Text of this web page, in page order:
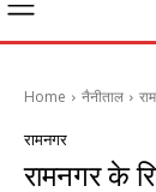
Home नैनीताल
रामनगर
रामनगर के